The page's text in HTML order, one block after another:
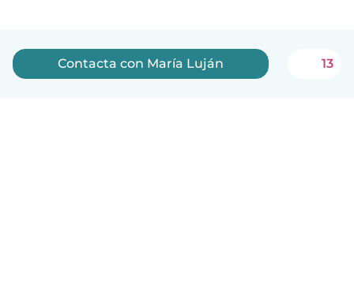
Contacta con María Luján 13